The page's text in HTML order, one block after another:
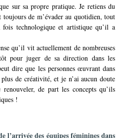
sur sa propre pratique. Je retiens du
de m’évader au quotidien, tout
technologique et artistique qu’il a
qu’il vit actuellement de nombreuses
pour juger de sa direction dans les
dire que les personnes œuvrant dans
de créativité, et je n’ai aucun doute
de part les concepts qu’ils
!
l’arrivée des équipes féminines dans